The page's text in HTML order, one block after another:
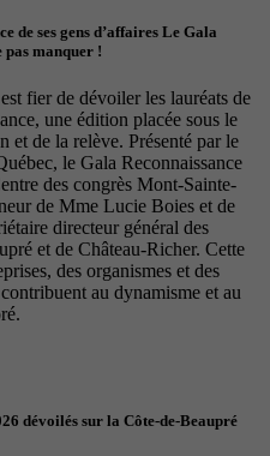
de ses gens d’affaires Le Gala
pas manquer !
fier de dévoiler les lauréats de
une édition placée sous le
et de la relève. Présenté par le
le Gala Reconnaissance
des congrès Mont-Sainte-
de Mme Lucie Boies et de
directeur général des
et de Château-Richer. Cette
des organismes et des
au dynamisme et au
dévoilés sur la Côte-de-Beaupré